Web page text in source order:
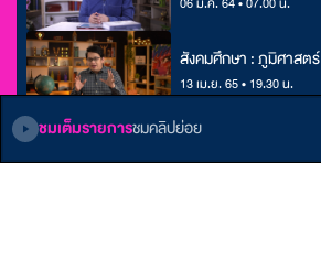
ชมเต็มรายการชมคลิปย่อย
สังคมศึกษา : ภูมิศาสตร์
13 เม.ย. 65 • 19.30 น.